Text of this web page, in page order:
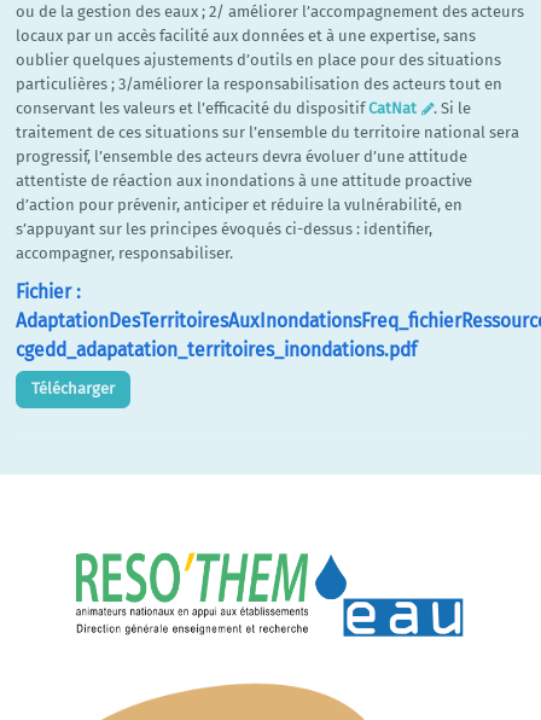
ou de la gestion des eaux ; 2/ améliorer l’accompagnement des acteurs
locaux par un accès facilité aux données et à une expertise, sans
oublier quelques ajustements d’outils en place pour des situations
particulières ; 3/améliorer la responsabilisation des acteurs tout en
conservant les valeurs et l’efficacité du dispositifCatNat
. Si le
traitement de ces situations sur l’ensemble du territoire national sera
progressif, l’ensemble des acteurs devra évoluer d’une attitude
attentiste de réaction aux inondations à une attitude proactive
d’action pour prévenir, anticiper et réduire la vulnérabilité, en
s’appuyant sur les principes évoqués ci-dessus : identifier,
accompagner, responsabiliser.
Fichier :
cgedd_adapatation_territoires_inondations.pdf
Télécharger